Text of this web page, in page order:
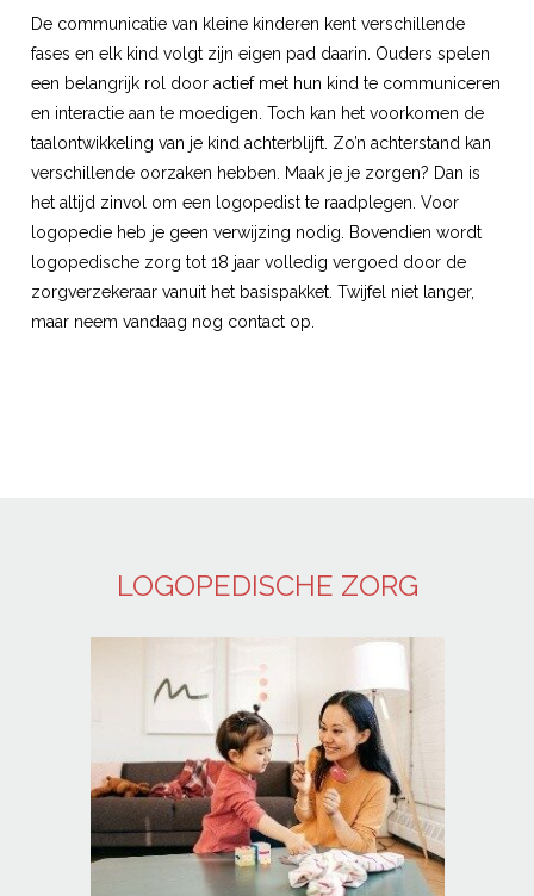
De communicatie van kleine kinderen kent verschillende
fases en elk kind volgt zijn eigen pad daarin. Ouders spelen
een belangrijk rol door actief met hun kind te communiceren
en interactie aan te moedigen. Toch kan het voorkomen de
taalontwikkeling van je kind achterblijft. Zo’n achterstand kan
verschillende oorzaken hebben. Maak je je zorgen? Dan is
het altijd zinvol om een logopedist te raadplegen. Voor
logopedie heb je geen verwijzing nodig. Bovendien wordt
logopedische zorg tot 18 jaar volledig vergoed door de
zorgverzekeraar vanuit het basispakket. Twijfel niet langer,
maar neem vandaag nog contact op.
LOGOPEDISCHE ZORG